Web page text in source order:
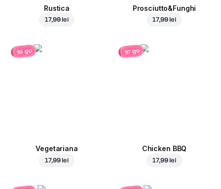
Rustica
17,99 lei
Prosciutto&Funghi
17,99 lei
to go
Vegetariana
17,99 lei
to go
Chicken BBQ
17,99 lei